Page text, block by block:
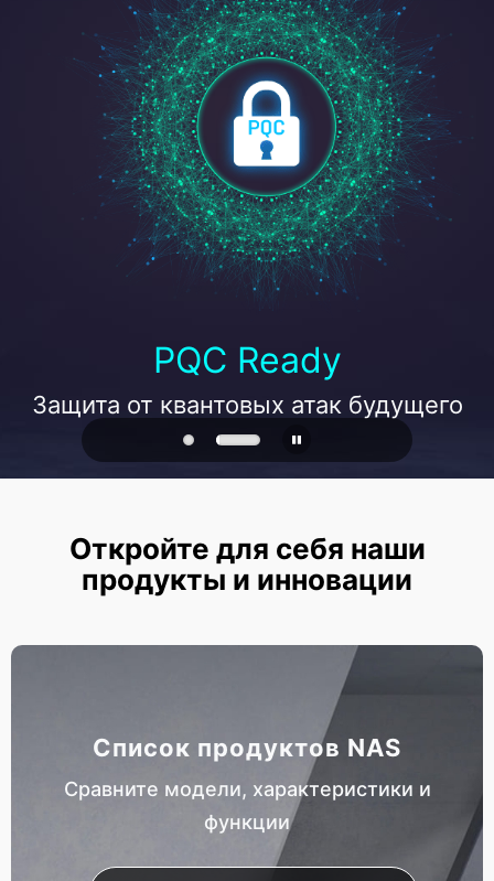
PQC Ready
Защита от квантовых атак будущего
Откройте для себя наши
продукты и инновации
Список продуктов NAS
Сравните модели, характеристики и
функции